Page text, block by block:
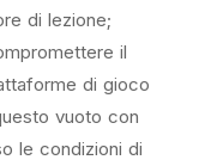
di lezione;
il
di gioco
vuoto con
le condizioni di